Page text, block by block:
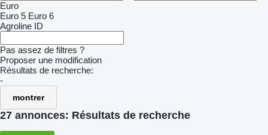
Euro
Euro 5 Euro 6
Agroline ID
Pas assez de filtres ?
Proposer une modification
Résultats de recherche:
-
montrer
27 annonces: Résultats de recherche